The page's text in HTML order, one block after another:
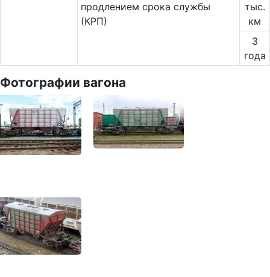
продлением срока службы
(КРП)
тыс.
км
3
года
Фотографии вагона